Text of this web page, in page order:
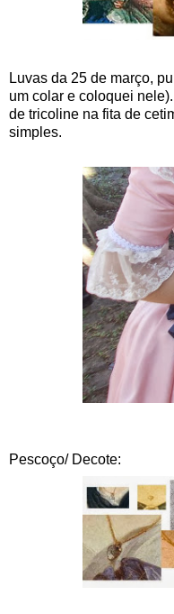
Luvas da 25 de março,
um colar e coloquei
de tricoline na fita de
simples.
Pescoço/ Decote: